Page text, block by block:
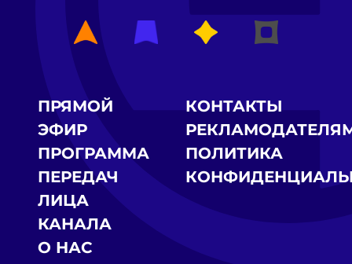
ПРЯМОЙ
ЭФИР
ПРОГРАММА
ПЕРЕДАЧ
ЛИЦА
КАНАЛА
О НАС
КОНТАКТЫ
ПОЛИТИКА